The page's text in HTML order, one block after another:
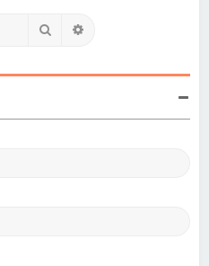
Поиск